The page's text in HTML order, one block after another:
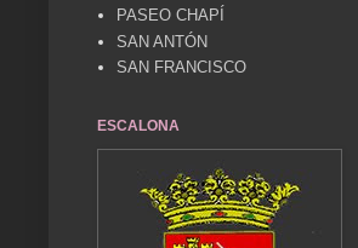
PASEO CHAPÍ
SAN ANTÓN
SAN FRANCISCO
ESCALONA